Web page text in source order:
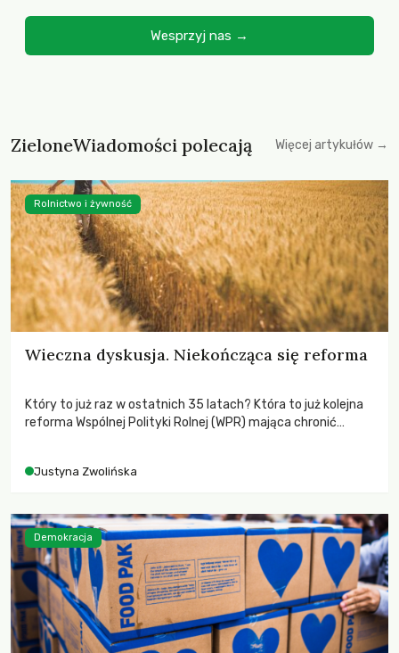
Wesprzyj nas →
ZieloneWiadomości polecają Więcej artykułów →
Wieczna dyskusja. Niekończąca się reforma
Który to już raz w ostatnich 35 latach? Która to już kolejna
reforma Wspólnej Polityki Rolnej (WPR) mająca chronić
Justyna Zwolińska
Rolnictwo i żywność
Demokracja